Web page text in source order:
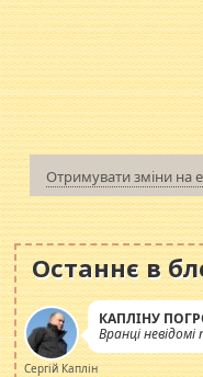
Отримувати зміни на
Останнє в
КАПЛІНУ
Вранці
Сергій Каплін